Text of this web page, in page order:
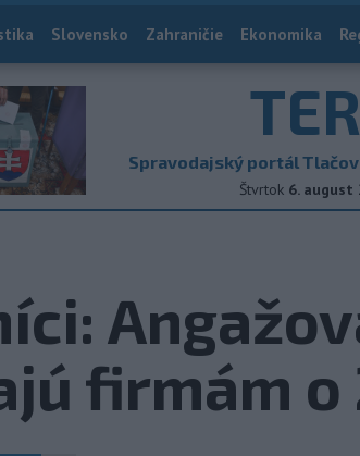
Slovensko Zahraničie Ekonomika
Spravodajský portál
Štvrtok 6. august
firmám